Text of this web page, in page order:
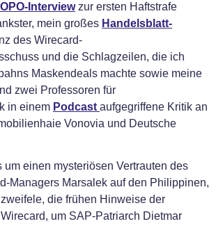
Interviewzur ersten Haftstrafe
mein großes Handelsblatt-
des Wirecard-
und die Schlagzeilen, die ich
Maskendeals machte sowie meine
zwei Professoren für
in einem Podcast aufgegriffene Kritik an
Vonovia und Deutsche
um einen mysteriösen Vertrauten des
Managers Marsalek auf den Philippinen,
die frühen Hinweise der
um SAP-Patriarch Dietmar